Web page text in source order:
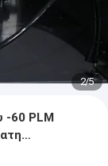
2/5
-60 PLM
λ.